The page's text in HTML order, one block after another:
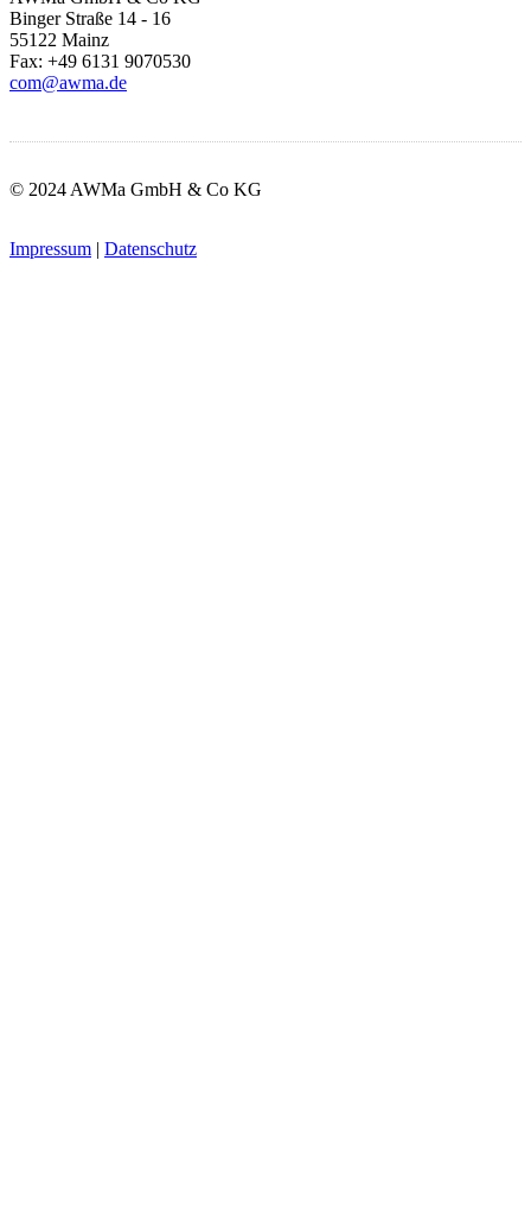
Binger Straße 14 - 16
55122 Mainz
Fax: +49 6131 9070530
com@awma.de
© 2024 AWMa GmbH & Co KG
Impressum | Datenschutz